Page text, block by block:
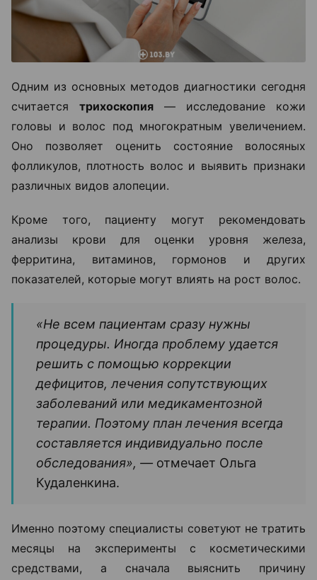
Одним из основных методов диагностики сегодня
считается трихоскопия — исследование кожи
головы и волос под многократным увеличением.
Оно позволяет оценить состояние волосяных
фолликулов, плотность волос и выявить признаки
различных видов алопеции.
Кроме того, пациенту могут рекомендовать
анализы крови для оценки уровня железа,
ферритина, витаминов, гормонов и других
показателей, которые могут влиять на рост волос.
«Не всем пациентам сразу нужны
процедуры. Иногда проблему удается
решить с помощью коррекции
дефицитов, лечения сопутствующих
заболеваний или медикаментозной
терапии. Поэтому план лечения всегда
составляется индивидуально после
обследования», — отмечает Ольга
Кудаленкина.
Именно поэтому специалисты советуют не тратить
месяцы на эксперименты с косметическими
средствами, а сначала выяснить причину